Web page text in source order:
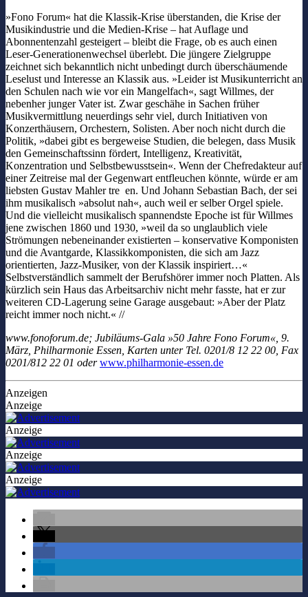
»Fono Forum« hat die Klassik-Krise überstanden, die Krise der
Musikindustrie und die Medien-Krise – hat Auflage und
Abonnentenzahl gesteigert – bleibt die Frage, ob es auch einen
Leser-Generationenwechsel überlebt. Die jüngere Zielgruppe
zeichnet sich bekanntlich nicht unbedingt durch überschäumende
Leselust und Interesse an Klassik aus. »Leider ist Musikunterricht an
den Schulen nach wie vor ein Mangelfach«, sagt Willmes, der
nebenher junger Vater ist. Zwar geschähe in Sachen früher
Musikvermittlung neuerdings sehr viel, durch Initiativen von
Konzerthäusern, Orchestern, Solisten. Aber noch nicht durch die
Politik, »dabei gibt es bergeweise Studien, die belegen, dass Musik
den Gemeinschaftssinn fördert, Intelligenz, Kreativität,
Konzentration und Selbstbewusstsein«. Wenn der Chefredakteur auf
einer Zeitreise mal der Gegenwart entfleuchen könnte, würde er am
liebsten Gustav Mahler tre en. Und Johann Sebastian Bach, der sei
ihm musikalisch »absolut nah«, auch weil er selber Orgel spiele.
Und die vielleicht musikalisch spannendste Epoche ist für Willmes
jene zwischen 1860 und 1930, »weil da so unglaublich viele
Strömungen nebeneinander existierten – konservative Komponisten
und die Avantgarde, Klassikkomponisten, die sich am Jazz
orientierten, Jazz-Musiker, von der Klassik inspiriert…«
Selbstverständlich sammelt der Berufshörer immer noch Platten. Als
kürzlich sein Haus das Arbeitsarchiv nicht mehr fasste, hat er zur
weiteren CD-Lagerung seine Garage ausgebaut: »Aber der Platz
reicht immer noch nicht.« //
www.fonoforum.de; Jubiläums-Gala »50 Jahre Fono Forum«, 9.
März, Philharmonie Essen, Karten unter Tel. 0201/8 12 22 00, Fax
0201/812 22 01 oderwww.philharmonie-essen.de
Anzeigen
Anzeige
Anzeige
Anzeige
Anzeige